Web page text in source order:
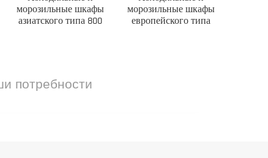
морозильные шкафы
азиатского типа 800
морозильные шкафы
европейского типа
потребности